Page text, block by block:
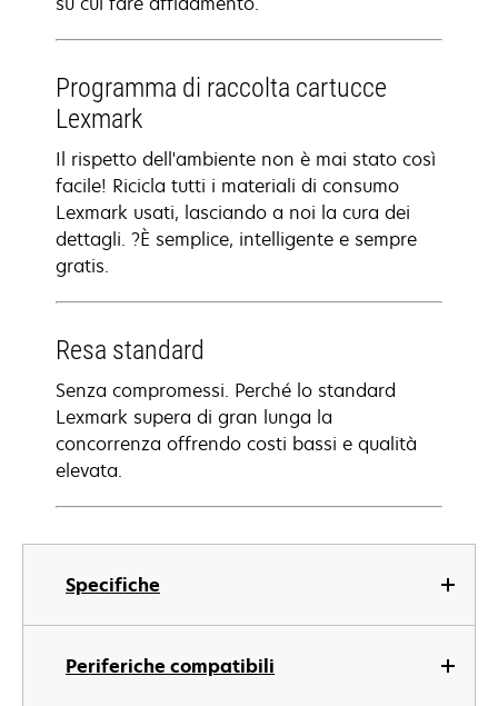
Specifiche
Periferiche compatibili
Programma di raccolta cartucce
Lexmark
Il rispetto dell'ambiente non è mai stato così
facile! Ricicla tutti i materiali di consumo
Lexmark usati, lasciando a noi la cura dei
dettagli. ?È semplice, intelligente e sempre
gratis.
Resa standard
Senza compromessi. Perché lo standard
Lexmark supera di gran lunga la
concorrenza offrendo costi bassi e qualità
elevata.